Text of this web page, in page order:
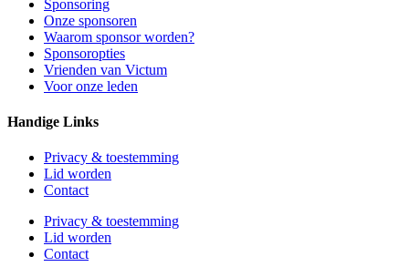
Sponsoring
Onze sponsoren
Waarom sponsor worden?
Sponsoropties
Vrienden van Victum
Voor onze leden
Handige Links
Privacy & toestemming
Lid worden
Contact
Privacy & toestemming
Lid worden
Contact